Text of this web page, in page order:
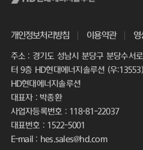
개인정보처리방침 이용약관 영
주소 : 경기도 성남시 분당구 분당수서
터 9층 HD현대에너지솔루션 (우:13553)
HD현대에너지솔루션
대표자 : 박종환
사업자등록번호 : 118-81-22037
대표번호 : 1522-5001
E-mail : hes.sales@hd.com